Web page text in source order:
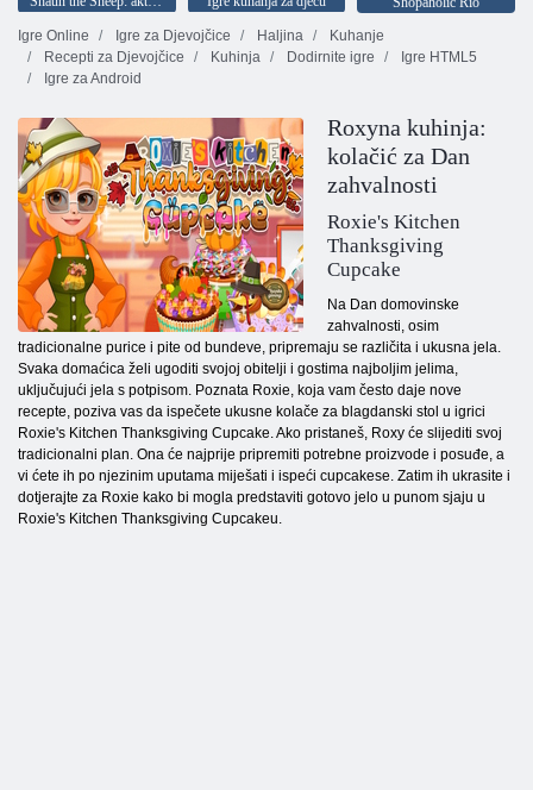
Igre Online
Igre za Djevojčice Haljina
Kuhanje
Recepti za Djevojčice
Kuhinja Dodirnite igre
Igre HTML5
Igre za Android
Roxyna kuhinja:
kolačić za Dan
zahvalnosti
Roxie's Kitchen
Thanksgiving
Cupcake
Na Dan domovinske
zahvalnosti, osim
tradicionalne purice i pite od bundeve, pripremaju se različita i ukusna jela.
Svaka domaćica želi ugoditi svojoj obitelji i gostima najboljim jelima,
uključujući jela s potpisom. Poznata Roxie, koja vam često daje nove
recepte, poziva vas da ispečete ukusne kolače za blagdanski stol u igrici
Roxie's Kitchen Thanksgiving Cupcake. Ako pristaneš, Roxy će slijediti svoj
tradicionalni plan. Ona će najprije pripremiti potrebne proizvode i posuđe, a
vi ćete ih po njezinim uputama miješati i ispeći cupcakese. Zatim ih ukrasite i
dotjerajte za Roxie kako bi mogla predstaviti gotovo jelo u punom sjaju u
Roxie's Kitchen Thanksgiving Cupcakeu.